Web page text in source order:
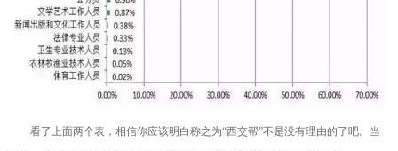
看了上面两个表，相信你应该明白称之为“西交帮”不是没有理由的了吧。当